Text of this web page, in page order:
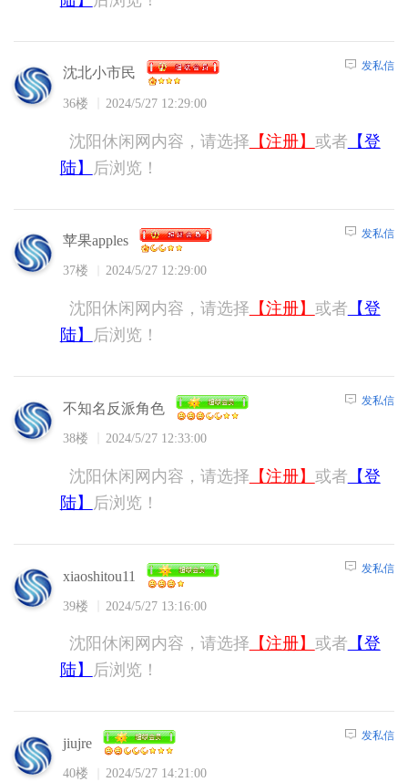
沈北小市民
36楼 2024/5/27 12:29:00
发私信
沈阳休闲网内容，请选择 【注册】 或者 【登
陆】
后浏览！
苹果apples
37楼 2024/5/27 12:29:00
发私信
沈阳休闲网内容，请选择 【注册】 或者 【登
陆】
后浏览！
不知名反派角色
38楼 2024/5/27 12:33:00
发私信
沈阳休闲网内容，请选择 【注册】 或者 【登
陆】
后浏览！
xiaoshitou11
39楼 2024/5/27 13:16:00
发私信
沈阳休闲网内容，请选择 【注册】 或者 【登
陆】
后浏览！
jiujre
40楼 2024/5/27 14:21:00
发私信